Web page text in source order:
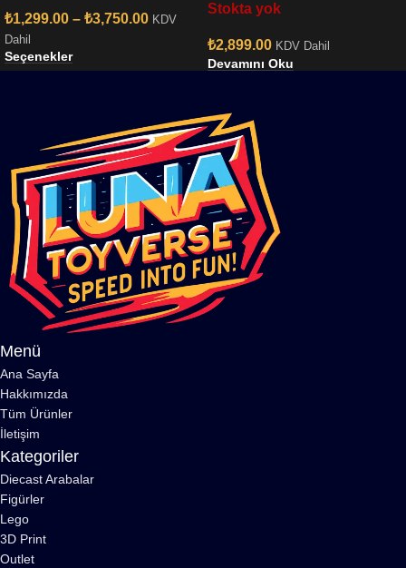
₺1,299.00 – ₺3,750.00 KDV
Dahil
Seçenekler
Deadpool İn Black Suit No:46
Stokta yok
₺2,899.00 KDV Dahil
Devamını Oku
Menü
Ana Sayfa
Hakkımızda
Tüm Ürünler
İletişim
Kategoriler
Diecast Arabalar
Figürler
Lego
3D Print
Outlet